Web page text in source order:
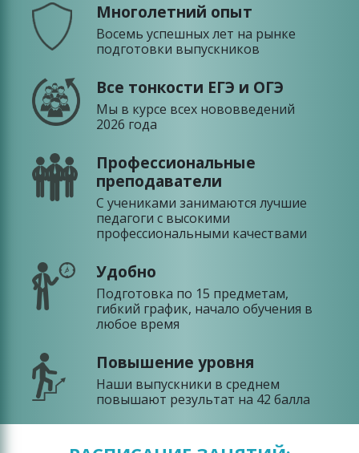
Многолетний опыт
Восемь успешных лет на рынке
подготовки выпускников
Все тонкости ЕГЭ и ОГЭ
Мы в курсе всех нововведений
2026 года
Профессиональные
преподаватели
С учениками занимаются лучшие
педагоги с высокими
профессиональными качествами
Удобно
Подготовка по 15 предметам,
гибкий график, начало обучения в
любое время
Повышение уровня
Наши выпускники в среднем
повышают результат на 42 балла